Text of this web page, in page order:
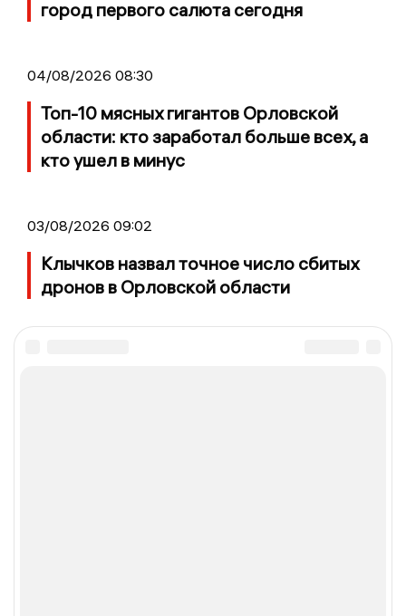
город первого салюта сегодня
04/08/2026 08:30
Топ-10 мясных гигантов Орловской
области: кто заработал больше всех, а
кто ушел в минус
03/08/2026 09:02
Клычков назвал точное число сбитых
дронов в Орловской области